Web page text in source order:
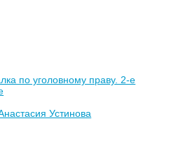
по уголовному праву. 2-е
Устинова